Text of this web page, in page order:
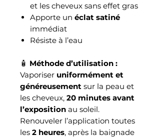
et les cheveux sans effet gras
Apporte un éclat satiné
immédiat
Résiste à l’eau
🧴 Méthode d’utilisation :
Vaporiser uniformément et
généreusement sur la peau et
les cheveux, 20 minutes avant
l’exposition au soleil.
Renouveler l’application toutes
les 2 heures, après la baignade